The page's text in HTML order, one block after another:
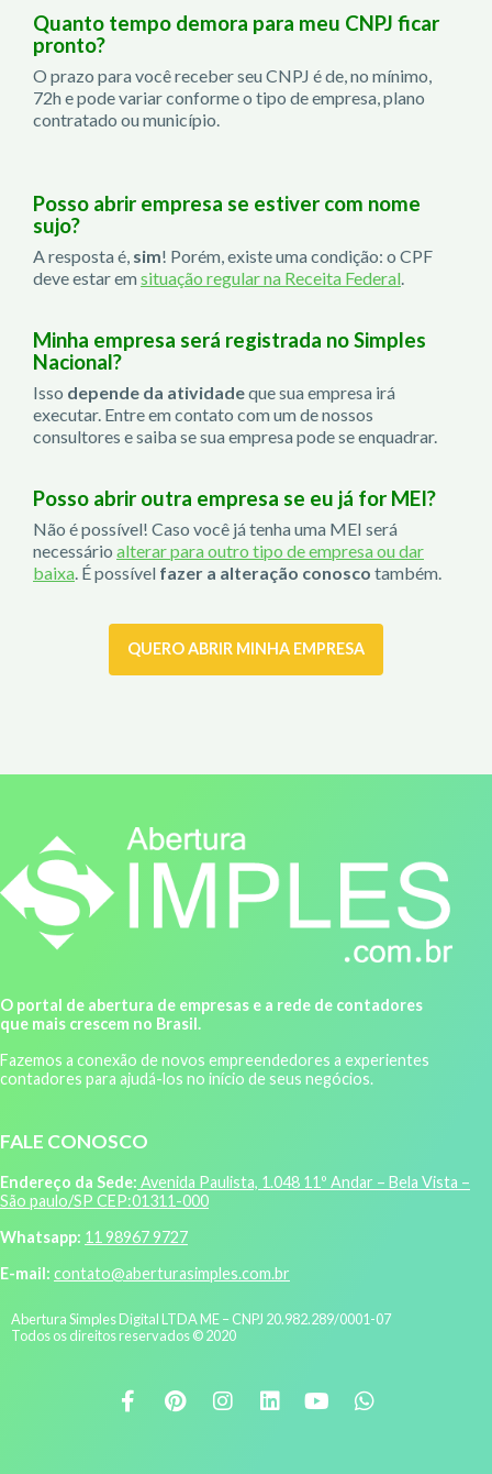
Quanto tempo demora para meu CNPJ ficar
pronto?
O prazo para você receber seu CNPJ é de, no mínimo,
72h e pode variar conforme o tipo de empresa, plano
contratado ou município.
Posso abrir empresa se estiver com nome
sujo?
A resposta é, sim! Porém, existe uma condição: o CPF
deve estar emsituação regular na Receita Federal.
Minha empresa será registrada no Simples
Nacional?
Isso depende da atividadeque sua empresa irá
executar. Entre em contato com um de nossos
consultores e saiba se sua empresa pode se enquadrar.
Posso abrir outra empresa se eu já for MEI?
Não é possível! Caso você já tenha uma MEI será
necessário alterar para outro tipo de empresa ou dar
baixa. É possível fazer a alteração conosco também.
QUERO ABRIR MINHA EMPRESA
O portal de abertura de empresas e a rede de contadores
que mais crescem no Brasil.
Fazemos a conexão de novos empreendedores a experientes
contadores para ajudá-los no início de seus negócios.
FALE CONOSCO
Endereço da Sede: Avenida Paulista, 1.048 11º Andar – Bela Vista –
São paulo/SP CEP:01311-000
Whatsapp: 11 98967 9727
E-mail: contato@aberturasimples.com.br
Abertura Simples Digital LTDA ME – CNPJ 20.982.289/0001-07
Todos os direitos reservados © 2020